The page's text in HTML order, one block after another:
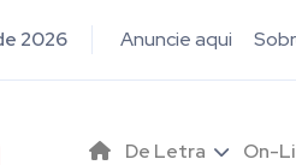
2026 Anuncie aqui
De Letra On-